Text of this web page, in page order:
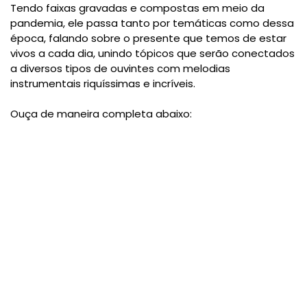
Tendo faixas gravadas e compostas em meio da
pandemia, ele passa tanto por temáticas como dessa
época, falando sobre o presente que temos de estar
vivos a cada dia, unindo tópicos que serão conectados
a diversos tipos de ouvintes com melodias
instrumentais riquíssimas e incríveis.
Ouça de maneira completa abaixo: